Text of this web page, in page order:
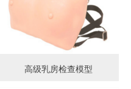
高级乳房检查模型